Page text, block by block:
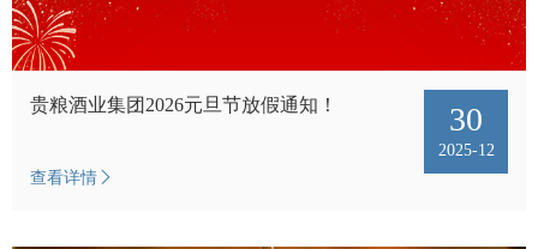
贵粮酒业集团2026元旦节放假通知！ 30
2025-12
查看详情